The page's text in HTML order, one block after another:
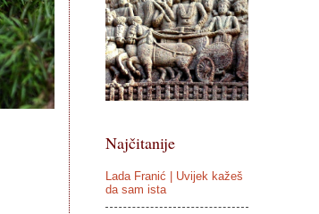
Najčitanije
Lada Franić | Uvijek kažeš
da sam ista